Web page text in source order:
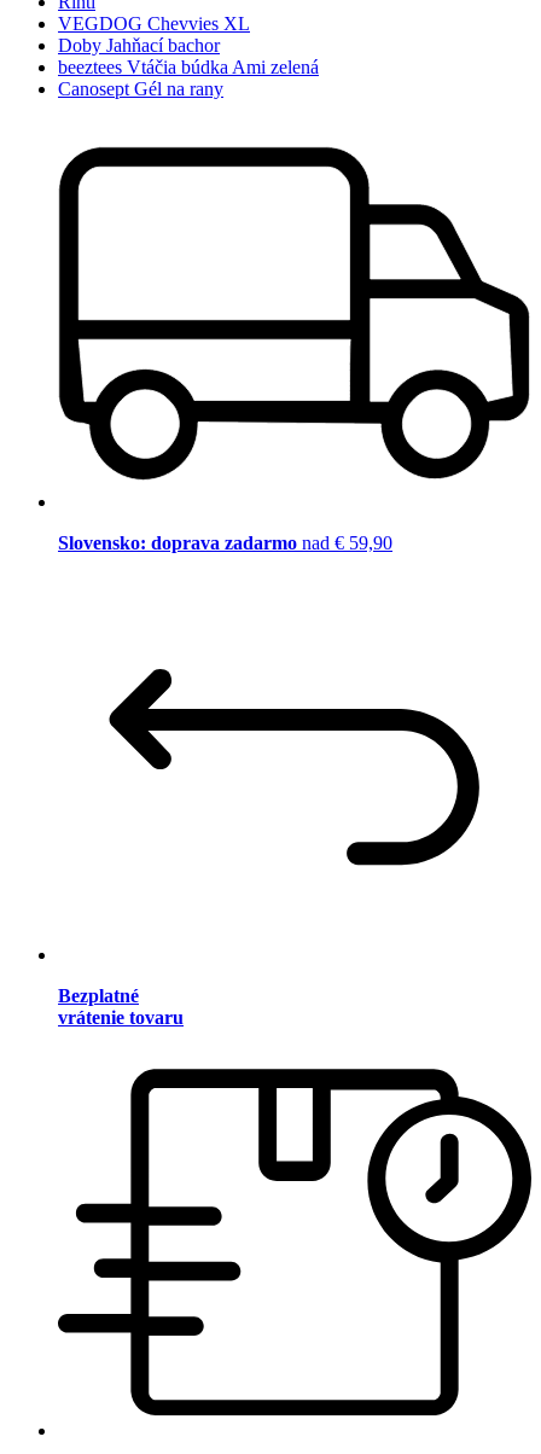
VEGDOG Chevvies XL
Doby Jahňací bachor
beeztees Vtáčia búdka Ami zelená
Canosept Gél na rany
Slovensko: doprava zadarmo nad € 59,90
Bezplatné
vrátenie tovaru